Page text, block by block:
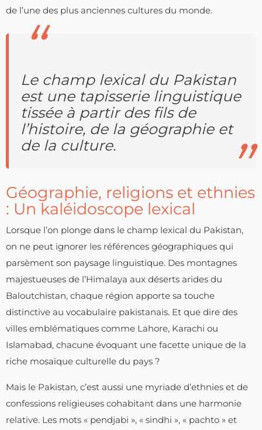
de l’une des plus anciennes cultures du monde.
Le champ lexical du Pakistan
est une tapisserie linguistique
tissée à partir des fils de
l’histoire, de la géographie et
de la culture.
Géographie, religions et ethnies
: Un kaléidoscope lexical
Lorsque l’on plonge dans le champ lexical du Pakistan,
on ne peut ignorer les références géographiques qui
parsèment son paysage linguistique. Des montagnes
majestueuses de l’Himalaya aux déserts arides du
Baloutchistan, chaque région apporte sa touche
distinctive au vocabulaire pakistanais. Et que dire des
villes emblématiques comme Lahore, Karachi ou
Islamabad, chacune évoquant une facette unique de la
riche mosaïque culturelle du pays ?
Mais le Pakistan, c’est aussi une myriade d’ethnies et de
confessions religieuses cohabitant dans une harmonie
relative. Les mots « pendjabi », « sindhi », « pachto » et